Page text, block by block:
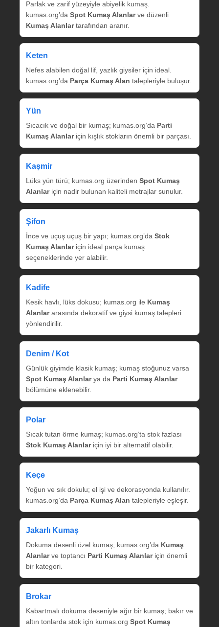
Parlak ve zarif yüzeyiyle abiyelik kumaş.
kumas.org’da Spot Kumaş Alanlarve düzenli
Kumaş Alanlartarafından aranır.
Keten
Nefes alabilen doğal lif, yazlık giysiler için ideal.
kumas.org’da Parça Kumaş Alan talepleriyle buluşur.
Yün
Sıcacık ve doğal bir kumaş; kumas.org’da Parti
Kumaş Alanlariçin kışlık stokların önemli bir parçası.
Kaşmir
Lüks yün türü; kumas.org üzerinden Spot Kumaş
Alanlariçin nadir bulunan kaliteli metrajlar sunulur.
Şifon
İnce ve uçuş uçuş bir yapı; kumas.org’da Stok
Kumaş Alanlariçin ideal parça kumaş
seçeneklerinde yer alabilir.
Kadife
Kesik havlı, lüks dokusu; kumas.org ile Kumaş
Alanlararasında dekoratif ve giysi kumaş talepleri
yönlendirilir.
Denim / Kot
Günlük giyimde klasik kumaş; kumaş stoğunuz varsa
Spot Kumaş Alanlarya da Parti Kumaş Alanlar
bölümüne eklenebilir.
Polar
Sıcak tutan örme kumaş; kumas.org’ta stok fazlası
Stok Kumaş Alanlariçin iyi bir alternatif olabilir.
Keçe
Yoğun ve sık dokulu; el işi ve dekorasyonda kullanılır.
kumas.org’da Parça Kumaş Alan talepleriyle eşleşir.
Jakarlı Kumaş
Dokuma desenli özel kumaş; kumas.org’da Kumaş
Alanlarve toptancı Parti Kumaş Alanlariçin önemli
bir kategori.
Brokar
Kabartmalı dokuma deseniyle ağır bir kumaş; bakır ve
altın tonlarda stok için kumas.org Spot Kumaş